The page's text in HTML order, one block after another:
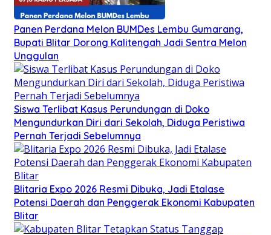
Panen Perdana Melon BUMDes Lembu Gumarang,
Bupati Blitar Dorong Kalitengah Jadi Sentra Melon
Unggulan
Siswa Terlibat Kasus Perundungan di Doko
Mengundurkan Diri dari Sekolah, Diduga Peristiwa
Pernah Terjadi Sebelumnya
Blitaria Expo 2026 Resmi Dibuka, Jadi Etalase
Potensi Daerah dan Penggerak Ekonomi Kabupaten
Blitar